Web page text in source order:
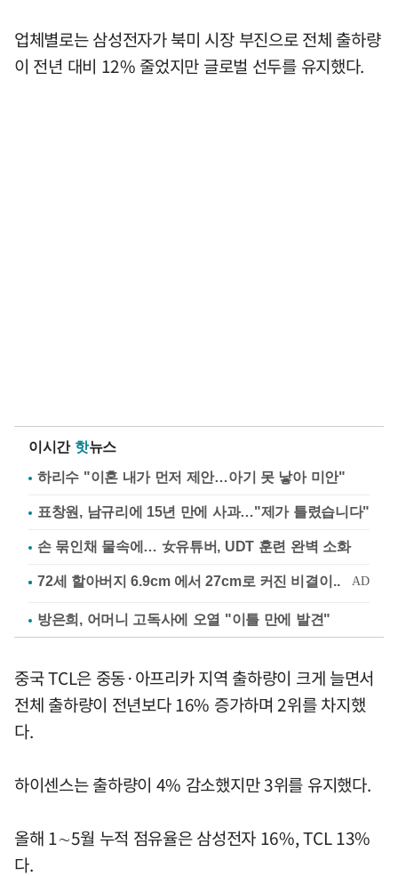
업체별로는 삼성전자가 북미 시장 부진으로 전체 출하량
이 전년 대비 12% 줄었지만 글로벌 선두를 유지했다.
이시간 핫뉴스
하리수 "이혼 내가 먼저 제안…아기 못 낳아 미안"
표창원, 남규리에 15년 만에 사과…"제가 틀렸습니다"
손 묶인채 물속에… 女유튜버, UDT 훈련 완벽 소화
방은희, 어머니 고독사에 오열 "이틀 만에 발견"
중국 TCL은 중동·아프리카 지역 출하량이 크게 늘면서
전체 출하량이 전년보다 16% 증가하며 2위를 차지했
다.
하이센스는 출하량이 4% 감소했지만 3위를 유지했다.
올해 1∼5월 누적 점유율은 삼성전자 16%, TCL 13%
다.